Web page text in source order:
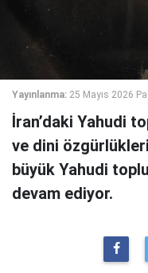
Yayınlanma: 25 Mayıs 2026
İran’daki Yahudi
ve dini
büyük Yahudi
devam ediyor.